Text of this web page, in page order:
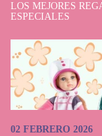
LOS MEJORES
ESPECIALES
02 FEBRERO 2026